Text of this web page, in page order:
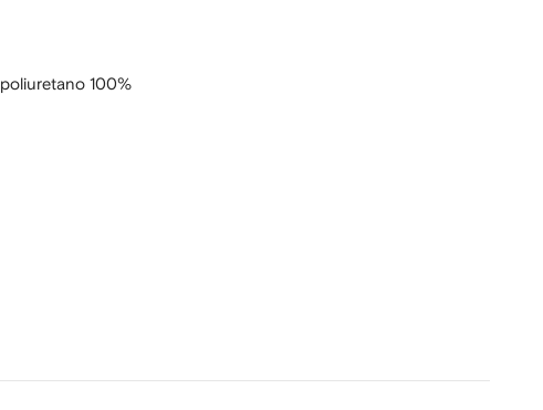
poliuretano 100%